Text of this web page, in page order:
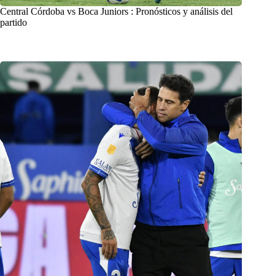
Central Córdoba vs Boca Juniors : Pronósticos y análisis del
partido